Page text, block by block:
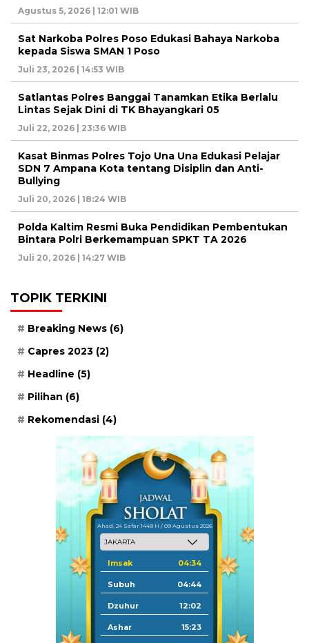
Agustus 5, 2026 | 12:01 WIB
Sat Narkoba Polres Poso Edukasi Bahaya Narkoba
kepada Siswa SMAN 1 Poso
Juli 23, 2026 | 14:53 WIB
Satlantas Polres Banggai Tanamkan Etika Berlalu
Lintas Sejak Dini di TK Bhayangkari 05
Juli 22, 2026 | 23:36 WIB
Kasat Binmas Polres Tojo Una Una Edukasi Pelajar
SDN 7 Ampana Kota tentang Disiplin dan Anti-
Bullying
Juli 20, 2026 | 18:24 WIB
Polda Kaltim Resmi Buka Pendidikan Pembentukan
Bintara Polri Berkemampuan SPKT TA 2026
Juli 20, 2026 | 14:27 WIB
TOPIK TERKINI
Breaking News (6)
Capres 2023 (2)
Headline (5)
Pilihan (6)
Rekomendasi (4)
Ahad, 24 Safar 1448 H / 09 Agustus 2026
Imsak 04:34
Subuh 04:44
Dzuhur 12:02
Ashar 15:23